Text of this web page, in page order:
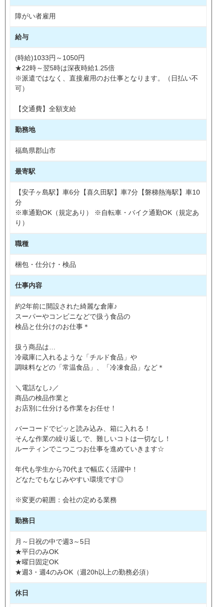
障がい者雇用
給与
(時給)1033円～1050円
★22時～翌5時は深夜時給1.25倍
※派遣ではなく、直接雇用のお仕事となります。（日払い不
可）
【交通費】全額支給
勤務地
福島県郡山市
最寄駅
【安子ヶ島駅】車6分【喜久田駅】車7分【磐梯熱海駅】車10
分
※車通勤OK（規定あり） ※自転車・バイク通勤OK（規定あ
り）
職種
梱包・仕分け・検品
仕事内容
約2年前に開設された綺麗な倉庫♪
スーパーやコンビニなどで扱う食品の
検品と仕分けのお仕事＊
扱う商品は…
冷蔵庫に入れるような「チルド食品」や
調味料などの「常温食品」、「冷凍食品」など＊
＼電話なし♪／
商品の検品作業と
お店別に仕分ける作業をお任せ！
バーコードでピッと読み込み、箱に入れる！
そんな作業の繰り返しで、難しいコトは一切なし！
ルーティンでこつこつお仕事を進めていきます☆
年代も学生から70代まで幅広く活躍中！
どなたでもなじみやすい環境です◎
※変更の範囲：会社の定める業務
勤務日
月～日祝の中で週3～5日
★平日のみOK
★曜日固定OK
★週3・週4のみOK（週20h以上の勤務必須）
休日